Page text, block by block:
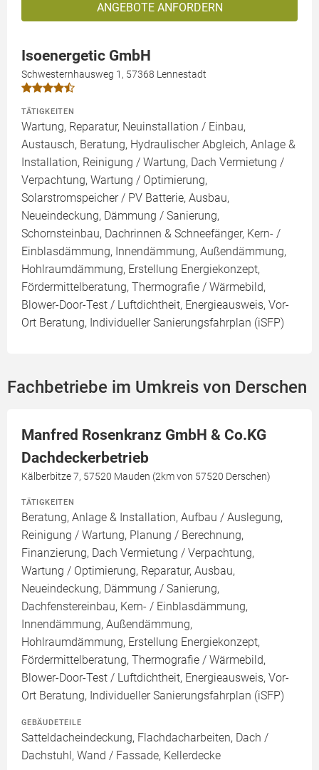
ANGEBOTE ANFORDERN
Isoenergetic GmbH
Schwesternhausweg 1, 57368 Lennestadt
TÄTIGKEITEN
Wartung, Reparatur, Neuinstallation / Einbau,
Austausch, Beratung, Hydraulischer Abgleich, Anlage &
Installation, Reinigung / Wartung, Dach Vermietung /
Verpachtung, Wartung / Optimierung,
Solarstromspeicher / PV Batterie, Ausbau,
Neueindeckung, Dämmung / Sanierung,
Schornsteinbau, Dachrinnen & Schneefänger, Kern- /
Einblasdämmung, Innendämmung, Außendämmung,
Hohlraumdämmung, Erstellung Energiekonzept,
Fördermittelberatung, Thermografie / Wärmebild,
Blower-Door-Test / Luftdichtheit, Energieausweis, Vor-
Ort Beratung, Individueller Sanierungsfahrplan (iSFP)
Fachbetriebe im Umkreis von Derschen
Manfred Rosenkranz GmbH & Co.KG
Dachdeckerbetrieb
Kälberbitze 7, 57520 Mauden (2km von 57520 Derschen)
TÄTIGKEITEN
Beratung, Anlage & Installation, Aufbau / Auslegung,
Reinigung / Wartung, Planung / Berechnung,
Finanzierung, Dach Vermietung / Verpachtung,
Wartung / Optimierung, Reparatur, Ausbau,
Neueindeckung, Dämmung / Sanierung,
Dachfenstereinbau, Kern- / Einblasdämmung,
Innendämmung, Außendämmung,
Hohlraumdämmung, Erstellung Energiekonzept,
Fördermittelberatung, Thermografie / Wärmebild,
Blower-Door-Test / Luftdichtheit, Energieausweis, Vor-
Ort Beratung, Individueller Sanierungsfahrplan (iSFP)
GEBÄUDETEILE
Satteldacheindeckung, Flachdacharbeiten, Dach /
Dachstuhl, Wand / Fassade, Kellerdecke